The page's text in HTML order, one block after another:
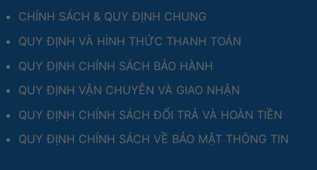
CHÍNH SÁCH & QUY ĐỊNH CHUNG
QUY ĐỊNH VÀ HÌNH THỨC THANH TOÁN
QUY ĐỊNH CHÍNH SÁCH BẢO HÀNH
QUY ĐỊNH VẬN CHUYỄN VÀ GIAO NHẬN
QUY ĐỊNH CHÍNH SÁCH ĐỔI TRẢ VÀ HOÀN TIỀN
QUY ĐỊNH CHÍNH SÁCH VỀ BẢO MẬT THÔNG TIN